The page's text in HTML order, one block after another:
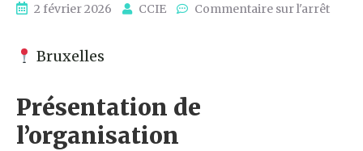
2 février 2026 CCIE Commentaire sur l'arrêt
Bruxelles
Présentation de
l’organisation